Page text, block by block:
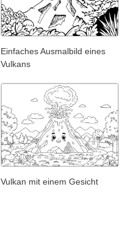
Einfaches Ausmalbild eines
Vulkans
Vulkan mit einem Gesicht